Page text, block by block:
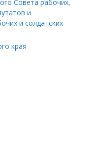
Совета рабочих,
и
и солдатских
края